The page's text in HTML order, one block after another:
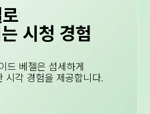
시청 경험
드 베젤은 섬세하게
시각 경험을 제공합니다.